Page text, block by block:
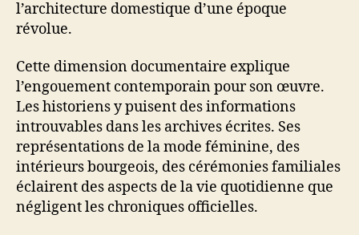
l’architecture domestique d’une époque
révolue.
Cette dimension documentaire explique
l’engouement contemporain pour son œuvre.
Les historiens y puisent des informations
introuvables dans les archives écrites. Ses
représentations de la mode féminine, des
intérieurs bourgeois, des cérémonies familiales
éclairent des aspects de la vie quotidienne que
négligent les chroniques officielles.